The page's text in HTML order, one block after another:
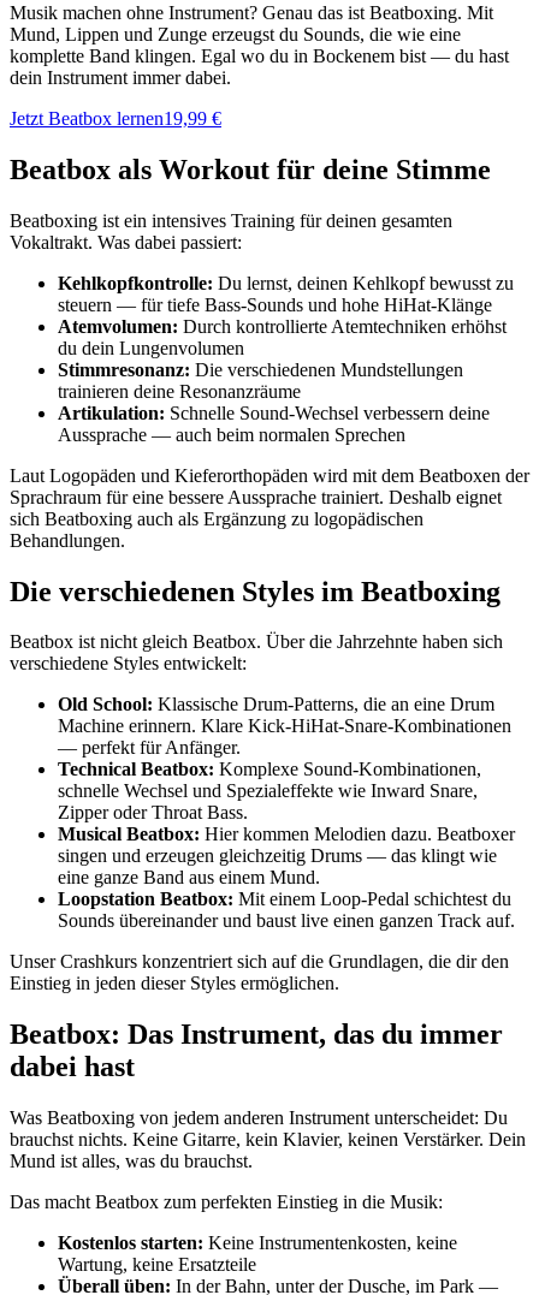
Musik machen ohne Instrument? Genau das ist Beatboxing. Mit
Mund, Lippen und Zunge erzeugst du Sounds, die wie eine
komplette Band klingen. Egal wo du in Bockenem bist — du hast
dein Instrument immer dabei.
Jetzt Beatbox lernen19,99 €
Beatbox als Workout für deine Stimme
Beatboxing ist ein intensives Training für deinen gesamten
Vokaltrakt. Was dabei passiert:
Kehlkopfkontrolle: Du lernst, deinen Kehlkopf bewusst zu
steuern — für tiefe Bass-Sounds und hohe HiHat-Klänge
Atemvolumen: Durch kontrollierte Atemtechniken erhöhst
du dein Lungenvolumen
Stimmresonanz: Die verschiedenen Mundstellungen
trainieren deine Resonanzräume
Artikulation: Schnelle Sound-Wechsel verbessern deine
Aussprache — auch beim normalen Sprechen
Laut Logopäden und Kieferorthopäden wird mit dem Beatboxen der
Sprachraum für eine bessere Aussprache trainiert. Deshalb eignet
sich Beatboxing auch als Ergänzung zu logopädischen
Behandlungen.
Die verschiedenen Styles im Beatboxing
Beatbox ist nicht gleich Beatbox. Über die Jahrzehnte haben sich
verschiedene Styles entwickelt:
Old School: Klassische Drum-Patterns, die an eine Drum
Machine erinnern. Klare Kick-HiHat-Snare-Kombinationen
— perfekt für Anfänger.
Technical Beatbox: Komplexe Sound-Kombinationen,
schnelle Wechsel und Spezialeffekte wie Inward Snare,
Zipper oder Throat Bass.
Musical Beatbox: Hier kommen Melodien dazu. Beatboxer
singen und erzeugen gleichzeitig Drums — das klingt wie
eine ganze Band aus einem Mund.
Loopstation Beatbox: Mit einem Loop-Pedal schichtest du
Sounds übereinander und baust live einen ganzen Track auf.
Unser Crashkurs konzentriert sich auf die Grundlagen, die dir den
Einstieg in jeden dieser Styles ermöglichen.
Beatbox: Das Instrument, das du immer
dabei hast
Was Beatboxing von jedem anderen Instrument unterscheidet: Du
brauchst nichts. Keine Gitarre, kein Klavier, keinen Verstärker. Dein
Mund ist alles, was du brauchst.
Das macht Beatbox zum perfekten Einstieg in die Musik:
Kostenlos starten: Keine Instrumentenkosten, keine
Wartung, keine Ersatzteile
Überall üben: In der Bahn, unter der Dusche, im Park —